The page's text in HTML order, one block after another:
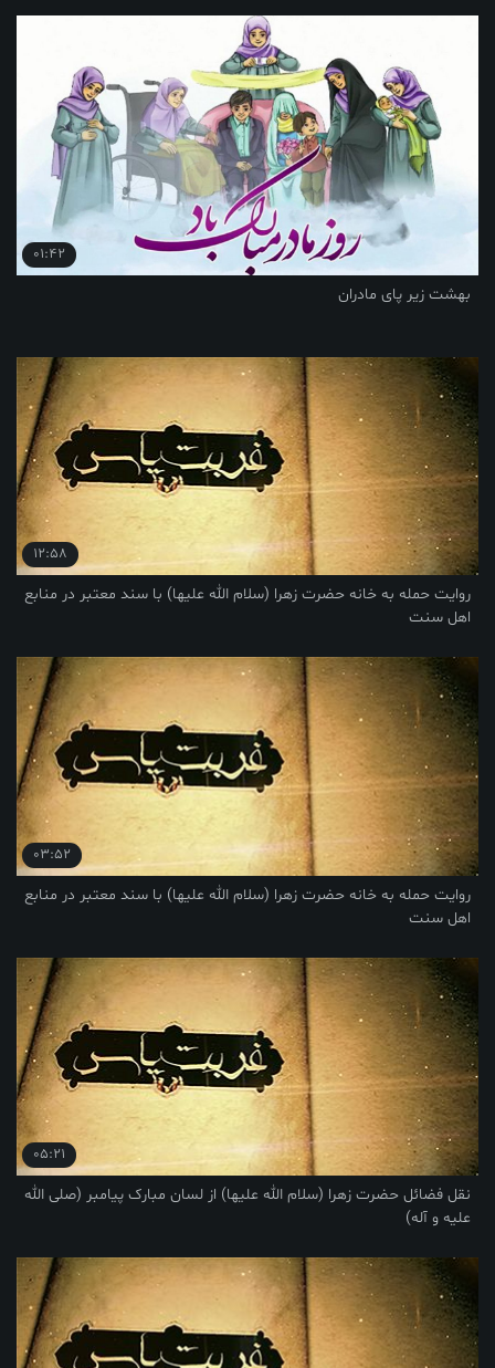
01:42
بهشت زیر پای مادران
12:58
روایت حمله به خانه حضرت زهرا (سلام الله علیها) با سند معتبر در منابع
اهل سنت
03:52
روایت حمله به خانه حضرت زهرا (سلام الله علیها) با سند معتبر در منابع
اهل سنت
05:21
نقل فضائل حضرت زهرا (سلام الله علیها) از لسان مبارک پیامبر (صلی الله
علیه و آله)